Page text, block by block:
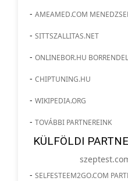
- AMEAMED.COM
- SITTSZALLITAS.NET
- ONLINEBOR.HU
- CHIPTUNING.HU
- WIKIPEDIA.ORG
- TOVÁBBI PARTNEREINK
KÜLFÖLDI
- SELFESTEEM2GO.COM